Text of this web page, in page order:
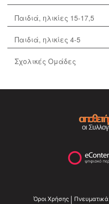
Παιδιά, ηλικίες 15-17,5
Παιδιά, ηλικίες 4-5
Σχολικές Ομάδες